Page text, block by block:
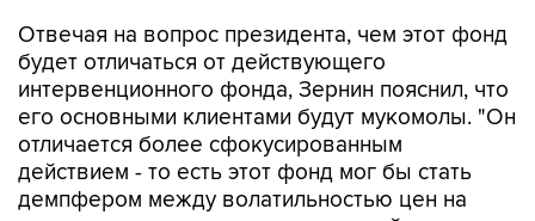
Отвечая на вопрос президента, чем этот фонд
будет отличаться от действующего
интервенционного фонда, Зернин пояснил, что
его основными клиентами будут мукомолы. "Он
отличается более сфокусированным
действием - то есть этот фонд мог бы стать
демпфером между волатильностью цен на